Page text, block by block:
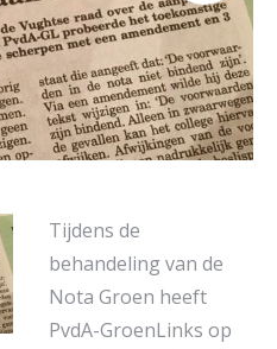
Tijdens de
behandeling van de
Nota Groen heeft
PvdA-GroenLinks op